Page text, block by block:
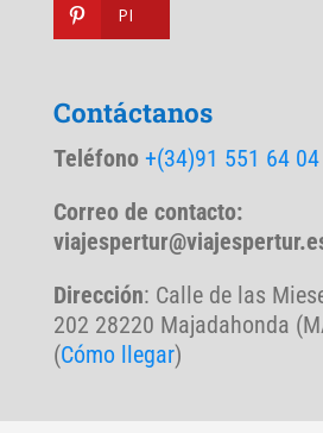
PI
Contáctanos
Teléfono +(34)91 551 64 04
Correo de contacto:
Dirección: Calle de las
202 28220 Majadahonda
(Cómo llegar)